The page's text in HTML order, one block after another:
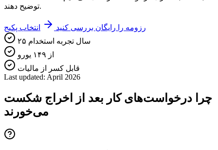
توضیح دهند.
رزومه را رایگان بررسی کنید
انتخاب پکیج
۲۵ سال تجربه استخدام
از ۱۴۹ یورو
قابل کسر از مالیات
Last updated: April 2026
چرا درخواست‌های کار بعد از اخراج شکست
می‌خورند